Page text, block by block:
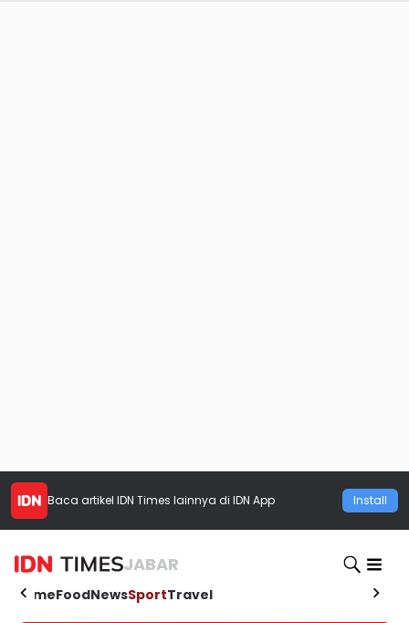
Baca artikel IDN Times lainnya di IDN App Install
JABAR
HomeFoodNewsSportTravel